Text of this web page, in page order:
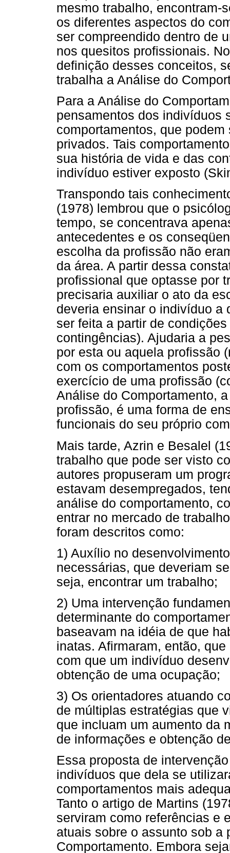
mesmo trabalho, encontram-
os diferentes aspectos do
ser compreendido dentro de
nos quesitos profissionais.
definição desses conceitos,
trabalha a Análise do
Para a Análise do
pensamentos dos indivíduos
comportamentos, que
privados. Tais
sua história de vida e das
indivíduo estiver exposto
Transpondo tais
(1978) lembrou que o
tempo, se concentrava
antecedentes e os
escolha da profissão não
da área. A partir dessa
profissional que optasse por
precisaria auxiliar o ato da
deveria ensinar o indivíduo a
ser feita a partir de
contingências). Ajudaria a
por esta ou aquela profissão
com os comportamentos
exercício de uma profissão
Análise do Comportamento,
profissão, é uma forma de
funcionais do seu próprio
Mais tarde, Azrin e Besalel
trabalho que pode ser visto
autores propuseram um
estavam desempregados,
análise do comportamento,
entrar no mercado de
foram descritos como:
1) Auxílio no
necessárias, que deveriam
seja, encontrar um trabalho;
2) Uma intervenção
determinante do
baseavam na idéia de que
inatas. Afirmaram, então,
com que um indivíduo
obtenção de uma ocupação;
3) Os orientadores atuando
de múltiplas estratégias que
que incluam um aumento da
de informações e obtenção
Essa proposta de
indivíduos que dela se
comportamentos mais
Tanto o artigo de Martins
serviram como referências e
atuais sobre o assunto sob a
Comportamento. Embora